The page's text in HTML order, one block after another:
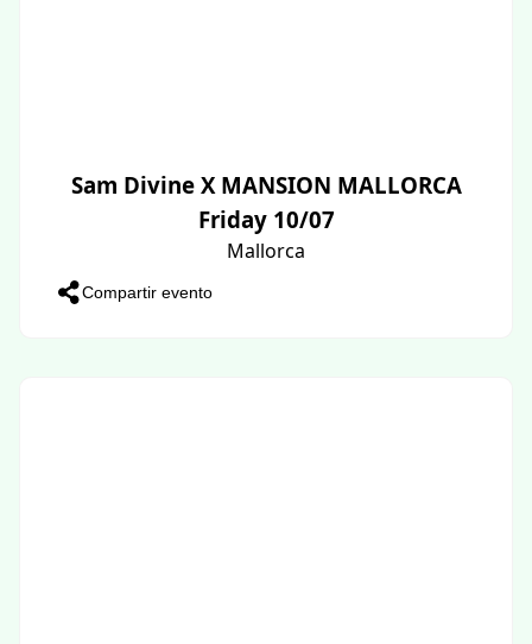
Sam Divine X MANSION MALLORCA
Friday 10/07
Mallorca
Compartir evento